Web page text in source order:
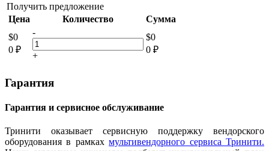
Получить предложение
Цена
Количество
Сумма
$0
0 ₽
-
+
$0
0 ₽
Гарантия
Гарантия и сервисное обслуживание
Тринити оказывает сервисную поддержку вендорского
оборудования в рамкахмультивендорного сервиса Тринити.